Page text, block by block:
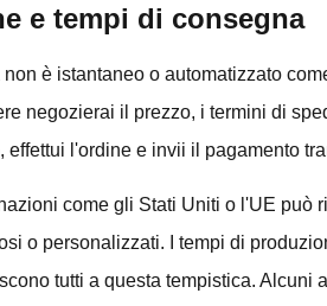
e tempi di consegna
è istantaneo o automatizzato
negozierai il prezzo, i termini di
l'ordine e invii il pagamento
come gli Stati Uniti o l'UE può
o personalizzati. I tempi di
tutti a questa tempistica. Alcuni